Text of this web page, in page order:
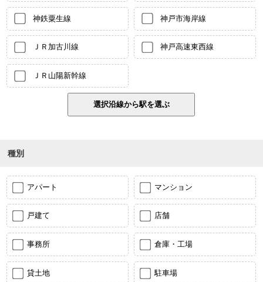
神鉄粟生線 神戸市海岸線
ＪＲ加古川線 神戸高速東西線
ＪＲ山陽新幹線
種別
アパート マンション
戸建て 店舗
事務所 倉庫・工場
貸土地 駐車場